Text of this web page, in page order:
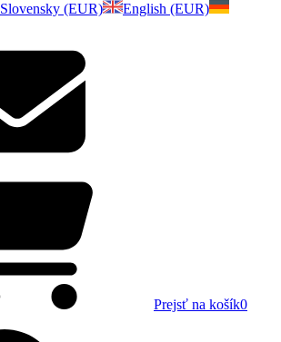
Slovensky (EUR)
English (EUR)
Prejsť na košík0